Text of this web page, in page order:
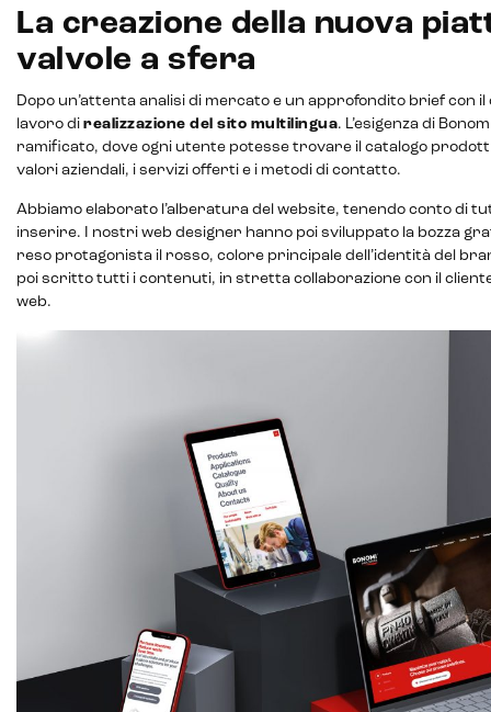
Marketing automation
Lead generation e nurturing
La creazione della nuova
valvole a sfera
Dopo un’attenta analisi di mercato e un approfondito brief con il
lavoro di realizzazione del sito multilingua. L’esigenza di
ramificato, dove ogni utente potesse trovare il catalogo
valori aziendali, i servizi offerti e i metodi di contatto.
Abbiamo elaborato l’alberatura del website, tenendo conto di
inserire. I nostri web designer hanno poi sviluppato la bozza
reso protagonista il rosso, colore principale dell’identità del
poi scritto tutti i contenuti, in stretta collaborazione con il
web.